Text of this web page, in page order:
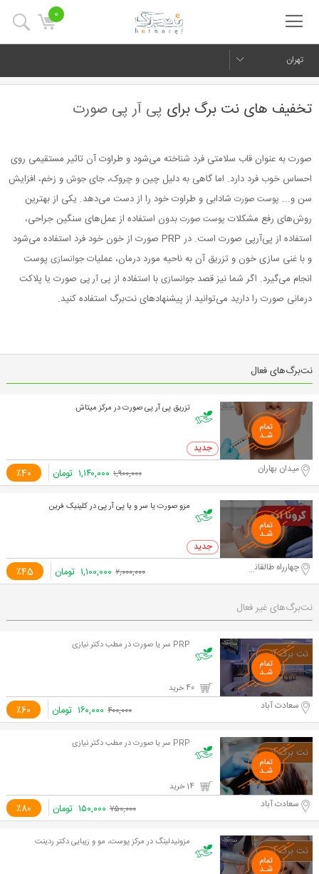
0
تهران
تخفیف های نت برگ برای پی آر پی صورت
صورت به عنوان قاب سلامتی فرد شناخته می‌شود و طراوت آن تاثیر مستقیمی روی
احساس خوب فرد دارد. اما گاهی به دلیل چین و چروک، جای جوش و زخم، افزایش
سن و... پوست صورت شادابی و طراوت خود را از دست می‌دهد. یکی از بهترین
روش‌های رفع مشکلات پوست صورت بدون استفاده از عمل‌های سنگین جراحی،
استفاده از پی‌آرپی صورت است. در PRP صورت از خون خود فرد استفاده می‌شود
و با غنی سازی خون و تزریق آن به ناحیه مورد درمان، عملیات جوانسازی پوست
انجام می‌گیرد. اگر شما نیز قصد جوانسازی با استفاده از پی آر پی صورت یا پلاکت
درمانی صورت را دارید می‌توانید از پیشنهادهای نت‌برگ استفاده کنید.
نت‌برگ‌های فعال
تزریق پی آر پی صورت در مرکز میتاش
0 خرید
٪40 میدان بهاران ۱,۹۰۰,۰۰۰ ۱,۱۴۰,۰۰۰ تومان
مزو صورت یا سر و یا پی آر پی در کلینیک فرین
0 خرید
٪45 چهارراه طالقانی ۲,۰۰۰,۰۰۰ ۱,۱۰۰,۰۰۰ تومان
نت‌برگ‌های غیر فعال
PRP سر یا صورت در مطب دکتر نیازی
٪60 سعادت آباد ۴۰۰,۰۰۰ ۱۶۰,۰۰۰ تومان
PRP سر یا صورت در مطب دکتر نیازی
٪80 سعادت آباد ۷۵۰,۰۰۰ ۱۵۰,۰۰۰ تومان
مزونیدلینگ در مرکز پوست، مو و زیبایی دکتر ردینت